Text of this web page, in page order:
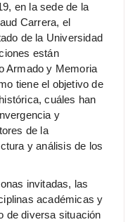
en la sede de la
Carrera, el
de la Universidad
están
Armado y Memoria
tiene el objetivo de
cuáles han
y
de la
y análisis de los
invitadas, las
académicas y
de diversa situación